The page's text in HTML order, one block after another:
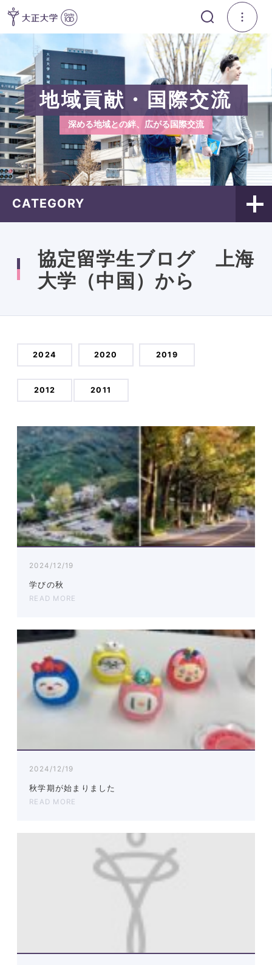
地域貢献・国際交流
深める地域との絆、広がる国際交流
CATEGORY
協定留学生ブログ 上海
大学（中国）から
2024 2020 2019
2012 2011
2024/12/19
学びの秋
READ MORE
2024/12/19
秋学期が始まりました
READ MORE